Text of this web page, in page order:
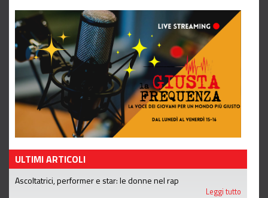
ULTIMI ARTICOLI
Ascoltatrici, performer e star: le donne nel rap
Leggi tutto